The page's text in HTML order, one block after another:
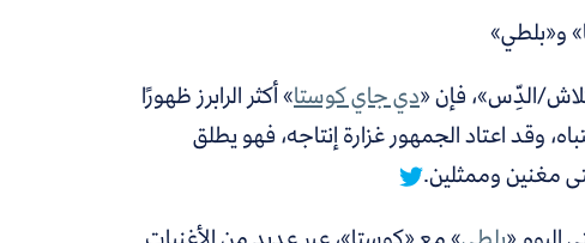
و«بلطي»
الدِّس»، فإن «دي جاي كوستا»أكثر الرابرز ظهورًا
وقد اعتاد الجمهور غزارة إنتاجه، فهو يطلق
مغنين وممثلين.